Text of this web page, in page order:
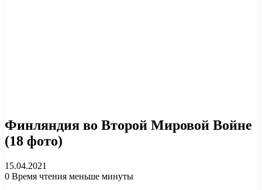
Финляндия во Второй Мировой Войне
(18 фото)
15.04.2021
0 Время чтения меньше минуты